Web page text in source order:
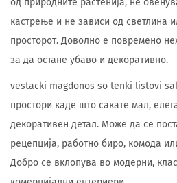
од природните растенија, не
кастрење и не зависи од светлина
просторот. Доволно е повремено
за да остане убаво и декоративно.
vestacki magdonos so tenki listovi
простори каде што сакате мал,
декоративен детал. Може да се
рецепција, работно биро, комода
Добро се вклопува во модерни,